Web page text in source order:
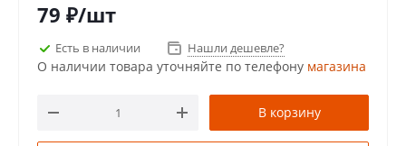
79 ₽/шт
Есть в наличии Нашли дешевле?
О наличии товара уточняйте по телефону магазина
В корзину